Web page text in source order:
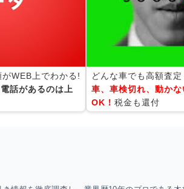
WEB上でわかる!
話があるのは上
どんな車でも高額査定
車、車検切れ、動か
OK！ 税金も還付